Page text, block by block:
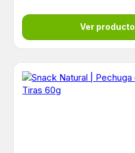
Ver producto